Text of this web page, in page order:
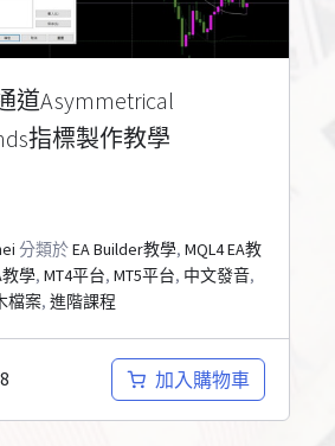
道Asymmetrical
指標製作教學
分類於EA Builder教學, MQL4 EA教
教學, MT4平台, MT5平台, 中文發音,
檔案, 進階課程
加入購物車